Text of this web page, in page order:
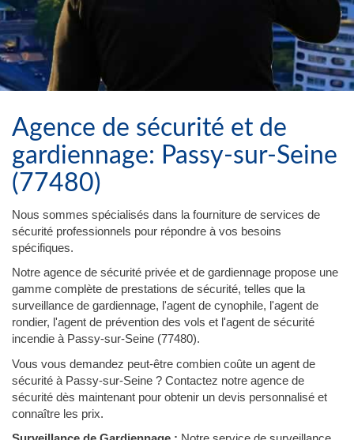
Agence de sécurité et de
gardiennage: Passy-sur-Seine
(77480)
Nous sommes spécialisés dans la fourniture de services de
sécurité professionnels pour répondre à vos besoins
spécifiques.
Notre agence de sécurité privée et de gardiennage propose une
gamme complète de prestations de sécurité, telles que la
surveillance de gardiennage, l'agent de cynophile, l'agent de
rondier, l'agent de prévention des vols et l'agent de sécurité
incendie à Passy-sur-Seine (77480).
Vous vous demandez peut-être combien coûte un agent de
sécurité à Passy-sur-Seine ? Contactez notre agence de
sécurité dès maintenant pour obtenir un devis personnalisé et
connaître les prix.